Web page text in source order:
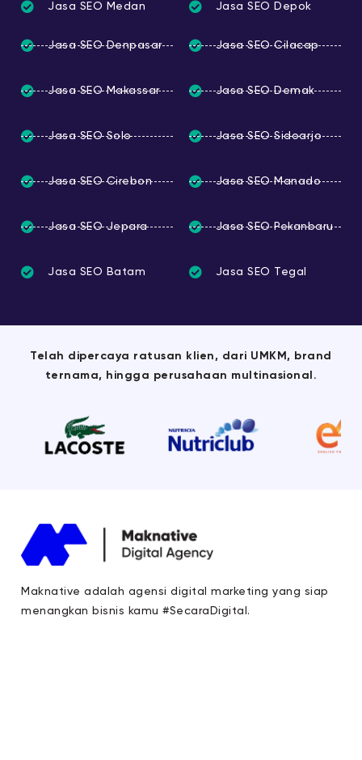
Jasa SEO Medan Jasa SEO Depok
Jasa SEO Denpasar
Jasa SEO Makassar
Jasa SEO Solo
Jasa SEO Cirebon
Jasa SEO Jepara
Jasa SEO Batam
Jasa SEO Cilacap
Jasa SEO Demak
Jasa SEO Sidoarjo
Jasa SEO Manado
Jasa SEO Pekanbaru
Jasa SEO Tegal
Telah dipercaya ratusan klien, dari UMKM, brand
ternama, hingga perusahaan multinasional.
Maknative adalah agensi digital marketing yang siap
menangkan bisnis kamu #SecaraDigital.